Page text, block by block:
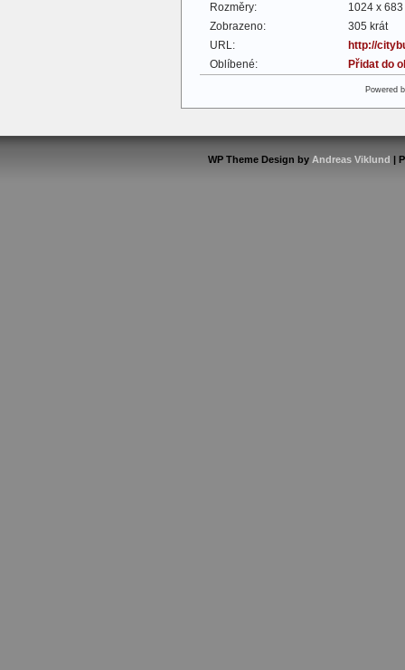
Rozměry:
1024 x
Zobrazeno:
305 krát
URL:
http://
Oblíbené:
Přidat do
Powered
WP Theme Design by Andreas Viklund |